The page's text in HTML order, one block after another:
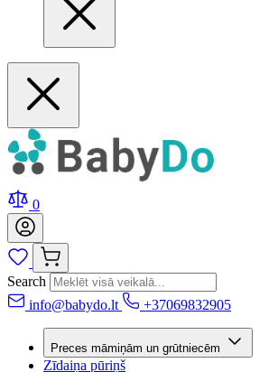
0
Search
info@babydo.lt
+37069832905
Preces māmiņām un grūtniecēm
Zīdaiņa pūriņš